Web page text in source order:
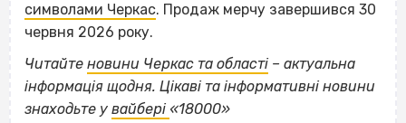
символами Черкас. Продаж мерчу завершився 30
червня 2026 року.
Читайте новини Черкас та області – актуальна
інформація щодня. Цікаві та інформативні новини
знаходьте у вайбері «18000»